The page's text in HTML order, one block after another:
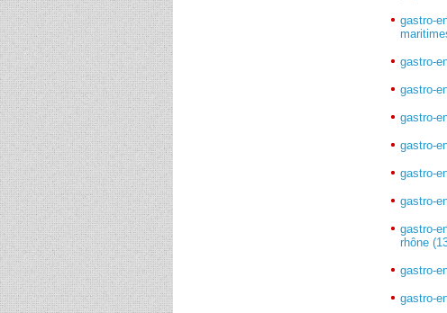
gastro-
gastro-
gastro-
gastro-
gastro-
gastro-
gastro-
gastro-
rhône
gastro-
gastro-